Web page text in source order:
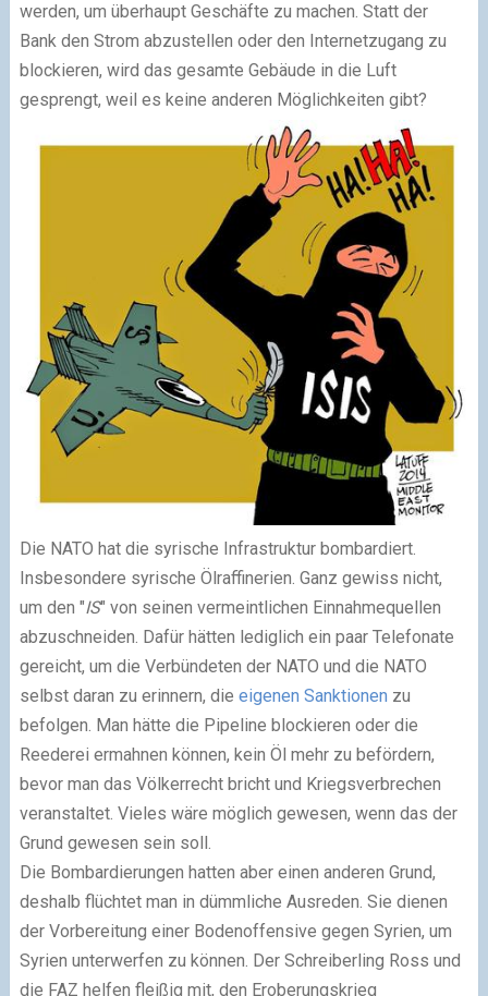
werden, um überhaupt Geschäfte zu machen. Statt der
Bank den Strom abzustellen oder den Internetzugang zu
blockieren, wird das gesamte Gebäude in die Luft
gesprengt, weil es keine anderen Möglichkeiten gibt?
Die NATO hat die syrische Infrastruktur bombardiert.
Insbesondere syrische Ölraffinerien. Ganz gewiss nicht,
um den "IS" von seinen vermeintlichen Einnahmequellen
abzuschneiden. Dafür hätten lediglich ein paar Telefonate
gereicht, um die Verbündeten der NATO und die NATO
selbst daran zu erinnern, die eigenen Sanktionen zu
befolgen. Man hätte die Pipeline blockieren oder die
Reederei ermahnen können, kein Öl mehr zu befördern,
bevor man das Völkerrecht bricht und Kriegsverbrechen
veranstaltet. Vieles wäre möglich gewesen, wenn das der
Grund gewesen sein soll.
Die Bombardierungen hatten aber einen anderen Grund,
deshalb flüchtet man in dümmliche Ausreden. Sie dienen
der Vorbereitung einer Bodenoffensive gegen Syrien, um
Syrien unterwerfen zu können. Der Schreiberling Ross und
die FAZ helfen fleißig mit, den Eroberungskrieg